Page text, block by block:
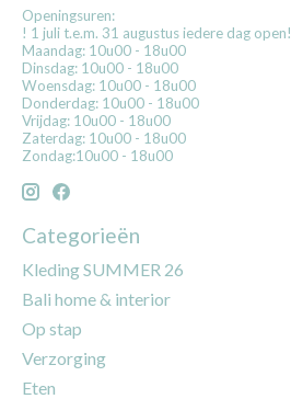
Openingsuren:
! 1 juli t.e.m. 31 augustus iedere dag open!
Maandag: 10u00 - 18u00
Dinsdag: 10u00 - 18u00
Woensdag: 10u00 - 18u00
Donderdag: 10u00 - 18u00
Vrijdag: 10u00 - 18u00
Zaterdag: 10u00 - 18u00
Zondag:10u00 - 18u00
Categorieën
Kleding SUMMER 26
Bali home & interior
Op stap
Verzorging
Eten